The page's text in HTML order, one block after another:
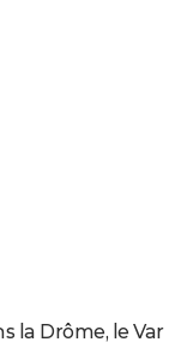
la Drôme, le Var